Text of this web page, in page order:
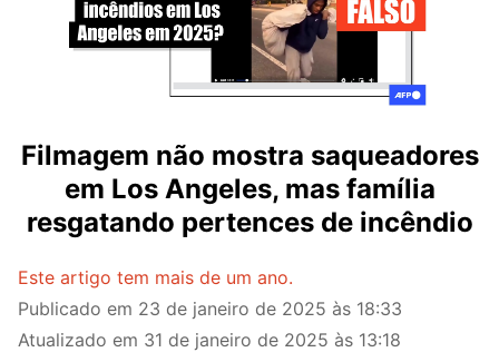
Filmagem não mostra saqueadores
em Los Angeles, mas família
resgatando pertences de incêndio
Este artigo tem mais de um ano.
Publicado em 23 de janeiro de 2025 às 18:33
Atualizado em 31 de janeiro de 2025 às 13:18